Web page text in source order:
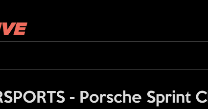
- Porsche Sprint